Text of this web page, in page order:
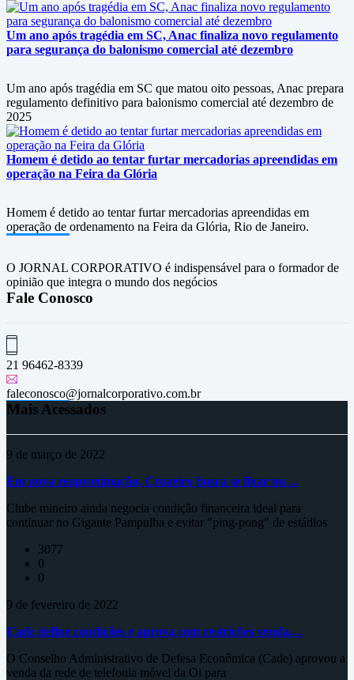
Um ano após tragédia em SC, Anac finaliza novo regulamento
para segurança do balonismo comercial até dezembro
Um ano após tragédia em SC que matou oito pessoas, Anac prepara
regulamento definitivo para balonismo comercial até dezembro de
2025
Homem é detido ao tentar furtar mercadorias apreendidas em
operação na Feira da Glória
Homem é detido ao tentar furtar mercadorias apreendidas em
operação de ordenamento na Feira da Glória, Rio de Janeiro.
O JORNAL CORPORATIVO é indispensável para o formador de
opinião que integra o mundo dos negócios
Fale Conosco
21 96462-8339
faleconosco@jornalcorporativo.com.br
Mais Acessados
9 de março de 2022
Em nova reaproximação, Cruzeiro busca se fixar no…
Clube mineiro ainda negocia condição financeira ideal para
continuar no Gigante Pampulha e evitar "ping-pong" de estádios
3077
0
0
9 de fevereiro de 2022
Cade define condições e aprova com restrições venda…
O Conselho Administrativo de Defesa Econômica (Cade) aprovou a
venda da rede de telefonia móvel da Oi para